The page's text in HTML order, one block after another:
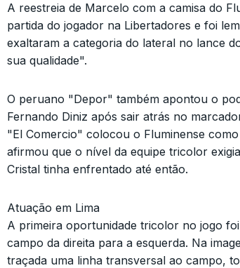
A reestreia de Marcelo com a camisa do
partida do jogador na Libertadores e foi
exaltaram a categoria do lateral no lance
sua qualidade".
O peruano "Depor" também apontou o
Fernando Diniz após sair atrás no
"El Comercio" colocou o Fluminense
afirmou que o nível da equipe tricolor
Cristal tinha enfrentado até então.
Atuação em Lima
A primeira oportunidade tricolor no jogo
campo da direita para a esquerda. Na
traçada uma linha transversal ao campo,